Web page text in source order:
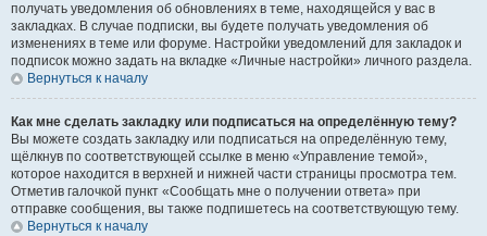
получать уведомления об обновлениях в теме, находящейся у вас в
закладках. В случае подписки, вы будете получать уведомления об
изменениях в теме или форуме. Настройки уведомлений для закладок и
подписок можно задать на вкладке «Личные настройки» личного раздела.
Вернуться к началу
Как мне сделать закладку или подписаться на определённую тему?
Вы можете создать закладку или подписаться на определённую тему,
щёлкнув по соответствующей ссылке в меню «Управление темой»,
которое находится в верхней и нижней части страницы просмотра тем.
Отметив галочкой пункт «Сообщать мне о получении ответа» при
отправке сообщения, вы также подпишетесь на соответствующую тему.
Вернуться к началу